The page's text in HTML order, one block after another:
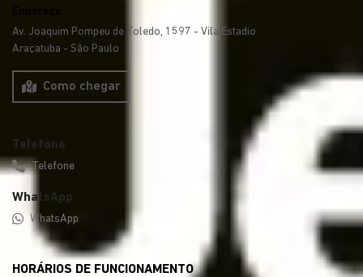
Av. Joaquim Pompeu de Toledo, 1597 - Vila Estadio
Araçatuba - São Paulo
Como chegar
Telefone
Telefone
WhatsApp
WhatsApp
HORÁRIOS DE FUNCIONAMENTO